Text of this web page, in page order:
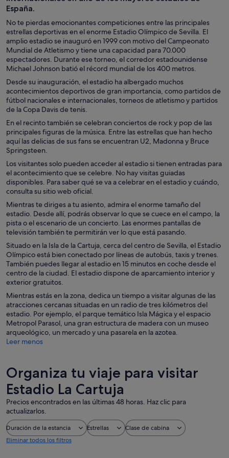
España.
No te pierdas emocionantes competiciones entre las principales
estrellas deportivas en el enorme Estadio Olímpico de Sevilla. El
amplio estadio se inauguró en 1999 con motivo del Campeonato
Mundial de Atletismo y tiene una capacidad para 70.000
espectadores. Durante ese torneo, el corredor estadounidense
Michael Johnson batió el récord mundial de los 400 metros.
Desde su inauguración, el estadio ha albergado muchos
acontecimientos deportivos de gran importancia, como partidos de
fútbol nacionales e internacionales, torneos de atletismo y partidos
de la Copa Davis de tenis.
En el recinto también se celebran conciertos de rock y pop de las
principales figuras de la música. Entre las estrellas que han hecho
aquí las delicias de sus fans se encuentran U2, Madonna y Bruce
Springsteen.
Los visitantes solo pueden acceder al estadio si tienen entradas para
el acontecimiento que se celebre. No hay visitas guiadas
disponibles. Para saber qué se va a celebrar en el estadio y cuándo,
consulta su sitio web oficial.
Mientras te diriges a tu asiento, admira el enorme tamaño del
estadio. Desde allí, podrás observar lo que se cuece en el campo, la
pista o el escenario de un concierto. Las enormes pantallas de
televisión también te permitirán ver lo que está pasando.
Situado en la Isla de la Cartuja, cerca del centro de Sevilla, el Estadio
Olímpico está bien conectado por líneas de autobús, taxis y trenes.
También puedes llegar al estadio en 15 minutos en coche desde el
centro de la ciudad. El estadio dispone de aparcamiento interior y
exterior gratuitos.
Mientras estás en la zona, dedica un tiempo a visitar algunas de las
atracciones cercanas situadas en un radio de tres kilómetros del
estadio. Por ejemplo, el parque temático Isla Mágica y el espacio
Metropol Parasol, una gran estructura de madera con un museo
arqueológico, un mercado y una pasarela en la azotea.
Leer menos
Organiza tu viaje para visitar
Estadio La Cartuja
Precios encontrados en las últimas 48 horas. Haz clic para
actualizarlos.
Duración de la estancia Estrellas
Clase de cabina
Eliminar todos los filtros